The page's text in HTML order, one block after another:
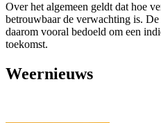
Over het algemeen geldt dat hoe
betrouwbaar de verwachting is.
daarom vooral bedoeld om een
toekomst.
Weernieuws